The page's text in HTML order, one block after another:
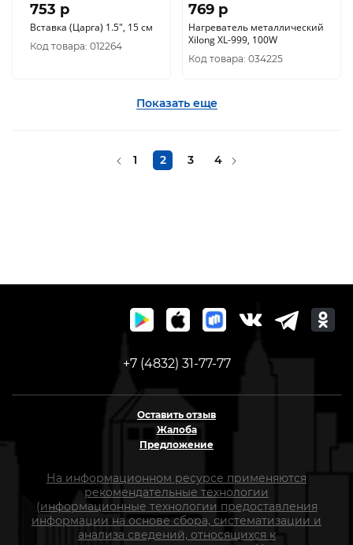
753 p
Вставка (Царга) 1.5", 15 см
Код товара: 012264
769 p
Нагреватель металлический
Xilong XL-999, 100W
Код товара: 034225
Показать еще
1 2 3 4
+7 (4832) 31-77-77
Оставить отзыв
Жалоба
Предложение
На информационном ресурсе применяются
рекомендательные технологии
(информационные технологии предоставления
информации на основе сбора, систематизации и
анализа сведений, относящихся к